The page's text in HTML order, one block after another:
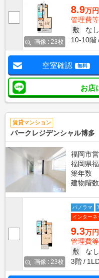
画像 : 23枚
8.9万円
管理費
敷
なし
10-10階
空室確認 無料
お店
賃貸マンション
パークレジデンシャル博多
福岡市
福岡県
築年数
建物階数
画像 : 23枚
パノラマ
インターネ
9.3万円
管理費
敷
なし
3階